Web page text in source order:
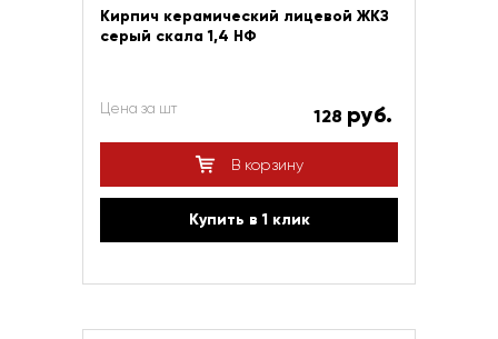
Кирпич керамический лицевой ЖКЗ
серый скала 1,4 НФ
Цена за шт 128 руб.
В корзину
Купить в 1 клик